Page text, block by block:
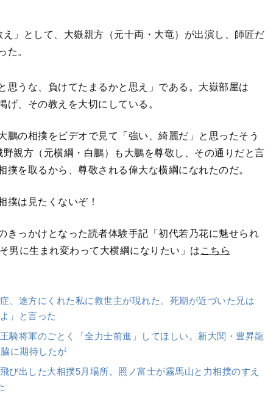
」として、大嶽親方（元十両・大竜）が出演し、師匠だ
た。
思うな、負けてたまるかと思え」である。大嶽部屋は
げ、その教えを大切にしている。
鵬の相撲をビデオで見て「強い、綺麗だ」と思ったそう
親方（元横綱・白鵬）も大鵬を尊敬し、その通りだと言
撲を取るから、尊敬される偉大な横綱になれたのだ。
撲は見たくないぞ！
きっかけとなった読者体験手記「初代若乃花に魅せられ
男に生まれ変わって大横綱になりたい」は こちら
、途方にくれた私に救世主が現れた。死期が近づいた兄は
」と言った
騎将軍のごとく「全力士前進」してほしい。新大関・豊昇龍
に期待したが
び出した大相撲5月場所。照ノ富士が霧馬山と力相撲のすえ